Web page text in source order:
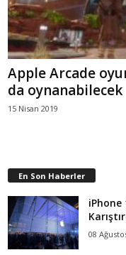
Apple Arcade
da oynanabilecek
15 Nisan 2019
En Son Haberler
iPhone
08